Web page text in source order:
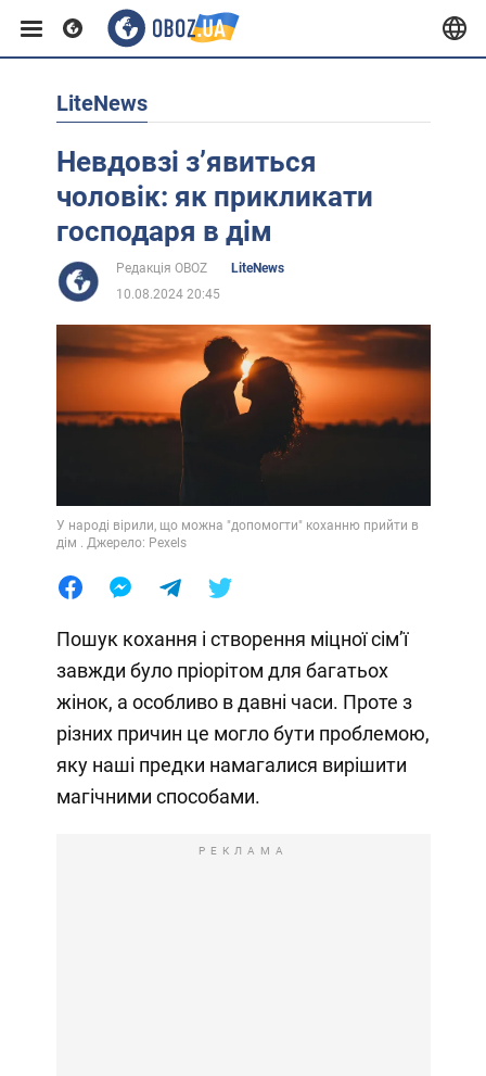
Європа
США
Африка
LiteNews
Невдовзі зʼявиться
чоловік: як прикликати
господаря в дім
Редакція OBOZ
LiteNews
10.08.2024 20:45
У народі вірили, що можна "допомогти" коханню прийти в
дім . Джерело: Pexels
Пошук кохання і створення міцної сімʼї
завжди було пріорітом для багатьох
жінок, а особливо в давні часи. Проте з
різних причин це могло бути проблемою,
яку наші предки намагалися вирішити
магічними способами.
РЕКЛАМА